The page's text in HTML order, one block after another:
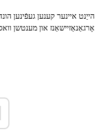
הייַנט איינער קענען געפֿינען
אָרגאַנאַזיישאַנז און מענטשן